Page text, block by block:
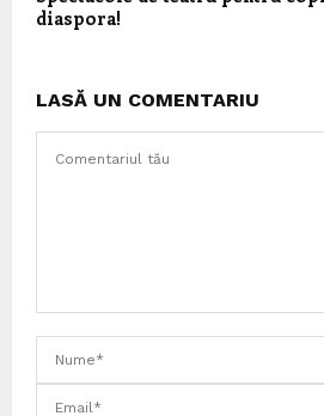
diaspora!
LASĂ UN COMENTARIU